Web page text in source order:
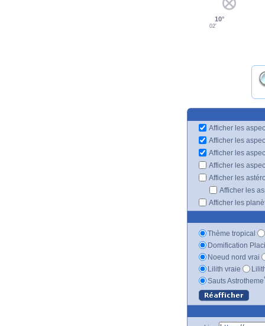
10°
02'
Afficher les
Afficher les
Afficher les
Afficher les
Afficher les
Afficher les
Afficher les
Thème tropical
Domification
Noeud nord vrai
Lilith vraie
Sauts Astrotheme